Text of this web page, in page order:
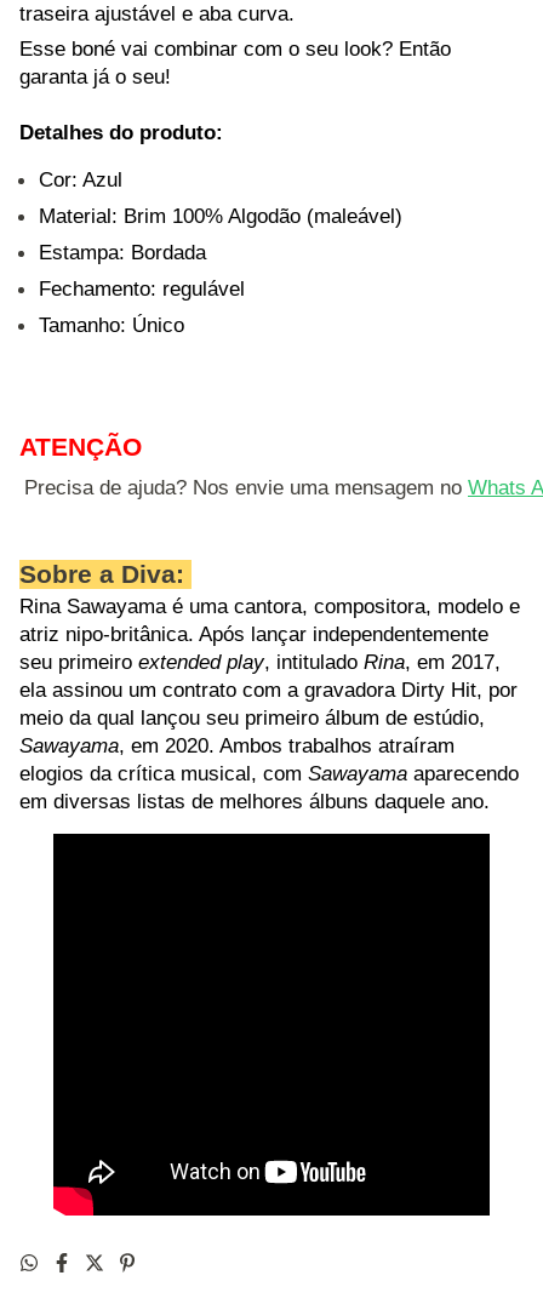
traseira ajustável e aba curva.
Esse boné vai combinar com o seu look? Então
garanta já o seu!
Detalhes do produto:
Cor: Azul
Material: Brim 100% Algodão (maleável)
Estampa: Bordada
Fechamento: regulável
Tamanho: Único
ATENÇÃO
Precisa de ajuda? Nos envie uma mensagem no Whats
Sobre a Diva:
Rina Sawayama é uma cantora, compositora, modelo e
atriz nipo-britânica. Após lançar independentemente
seu primeiro extended play, intitulado Rina, em 2017,
ela assinou um contrato com a gravadora Dirty Hit, por
meio da qual lançou seu primeiro álbum de estúdio,
Sawayama, em 2020. Ambos trabalhos atraíram
elogios da crítica musical, com Sawayama aparecendo
em diversas listas de melhores álbuns daquele ano.